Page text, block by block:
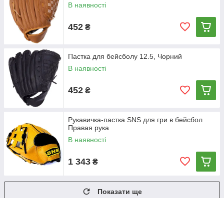
В наявності
452 ₴
Пастка для бейсболу 12.5, Чорний
В наявності
452 ₴
Рукавичка-пастка SNS для гри в бейсбол
Правая рука
В наявності
1 343 ₴
Показати ще